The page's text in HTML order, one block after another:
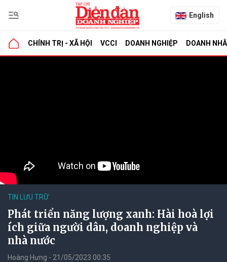
English
CHÍNH TRỊ - XÃ HỘI VCCI DOANH NGHIỆP DOANH
TIN LƯU TRỮ
Phát triển năng lượng xanh: Hài hoà lợi
ích giữa người dân, doanh nghiệp và
nhà nước
Hoàng Hưng - 21/05/2023 00:35